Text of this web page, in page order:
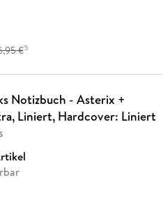
€5
Notizbuch - Asterix +
Liniert, Hardcover: Liniert